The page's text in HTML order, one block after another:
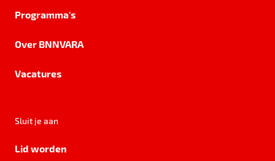
Programma's
Over BNNVARA
Vacatures
Sluit je aan
Lid worden